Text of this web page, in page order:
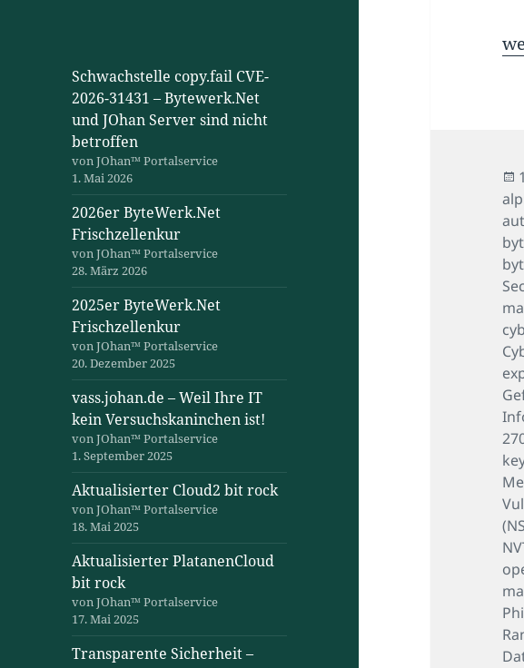
Schwachstelle copy.fail CVE-
2026-31431 – Bytewerk.Net
und JOhan Server sind nicht
betroffen
von JOhan™ Portalservice
1. Mai 2026
2026er ByteWerk.Net
Frischzellenkur
von JOhan™ Portalservice
28. März 2026
2025er ByteWerk.Net
Frischzellenkur
von JOhan™ Portalservice
20. Dezember 2025
vass.johan.de – Weil Ihre IT
kein Versuchskaninchen ist!
von JOhan™ Portalservice
1. September 2025
Aktualisierter Cloud2 bit rock
von JOhan™ Portalservice
18. Mai 2025
Aktualisierter PlatanenCloud
bit rock
von JOhan™ Portalservice
17. Mai 2025
Transparente Sicherheit –